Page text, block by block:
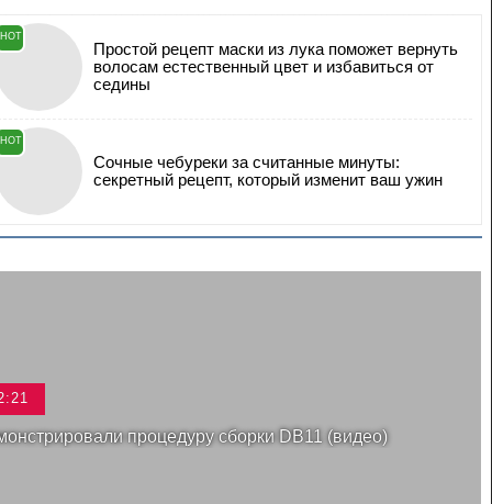
HOT
Простой рецепт маски из лука поможет вернуть
волосам естественный цвет и избавиться от
седины
HOT
Сочные чебуреки за считанные минуты:
секретный рецепт, который изменит ваш ужин
процедуру сборки DB11 (видео)